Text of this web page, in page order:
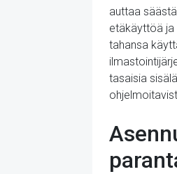
auttaa
etäkäyttöä ja
tahansa
tasaisia